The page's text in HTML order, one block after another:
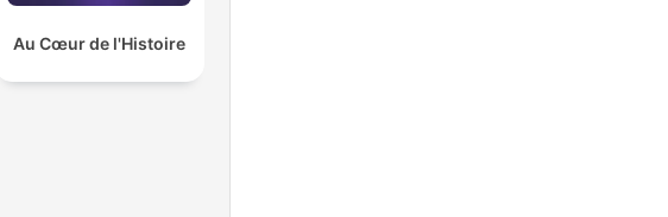
Au Cœur de l'Histoire